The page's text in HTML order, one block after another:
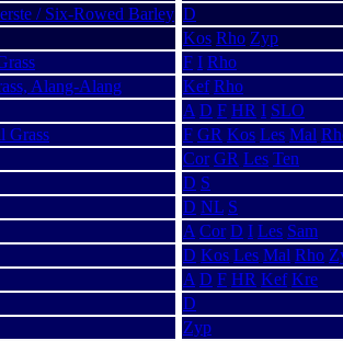
/ Six-Rowed Barley D
Kos Rho Zyp
F I Rho
Alang-Alang Kef Rho
A D F HR I SLO
Grass F GR Kos Les Mal
Cor GR Les Ten
D S
D NL S
A Cor D I Les Sam
D Kos Les Mal Rho
A D F HR Kef Kre
D
Zyp